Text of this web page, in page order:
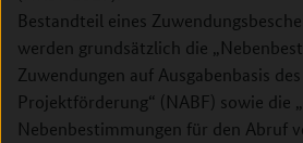
Bestandteil eines
werden grundsätzlich die
Zuwendungen auf Ausgabenbasis
Projektförderung“ (NABF) sowie die
Nebenbestimmungen für den Abruf